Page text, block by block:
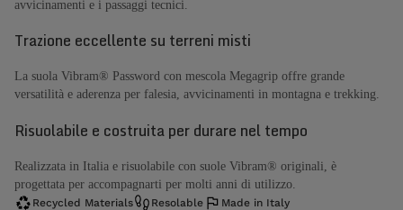
avvicinamenti e i passaggi tecnici.
Trazione eccellente su terreni misti
La suola Vibram® Password con mescola Megagrip offre grande
versatilità e aderenza per falesia, avvicinamenti in montagna e trekking.
Risuolabile e costruita per durare nel tempo
Realizzata in Italia e risuolabile con suole Vibram® originali, è
progettata per accompagnarti per molti anni di utilizzo.
Recycled Materials Resolable Made in Italy